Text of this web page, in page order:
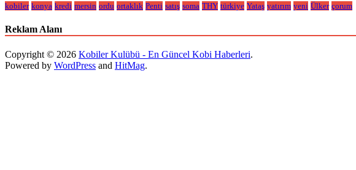
kobiler konya kredi mersin ordu ortaklık Penti satış soma THY türkiye Yataş yatırım yeni Ülker çorum
Reklam Alanı
Copyright © 2026 Kobiler Kulübü - En Güncel Kobi Haberleri.
Powered by WordPress and HitMag.